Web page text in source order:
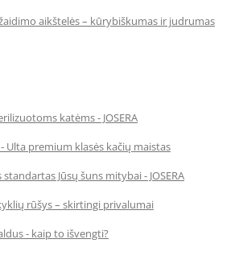
aikštelės – kūrybiškumas ir judrumas
katėms - JOSERA
- Ulta premium klasės kačių maistas
Jūsų šuns mitybai - JOSERA
rūšys – skirtingi privalumai
- kaip to išvengti?